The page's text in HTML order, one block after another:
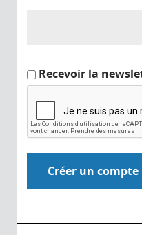
Recevoir la